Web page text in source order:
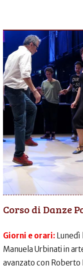
Corso di Danze
Giorni e orari: Lunedì
Manuela Urbinati in
avanzato con Roberto